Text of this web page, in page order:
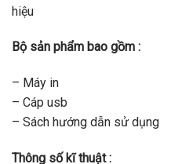
hiệu
Bộ sản phẩm bao gồm :
– Máy in
– Cáp usb
– Sách hướng dẫn sử dụng
Thông số kĩ thuật :